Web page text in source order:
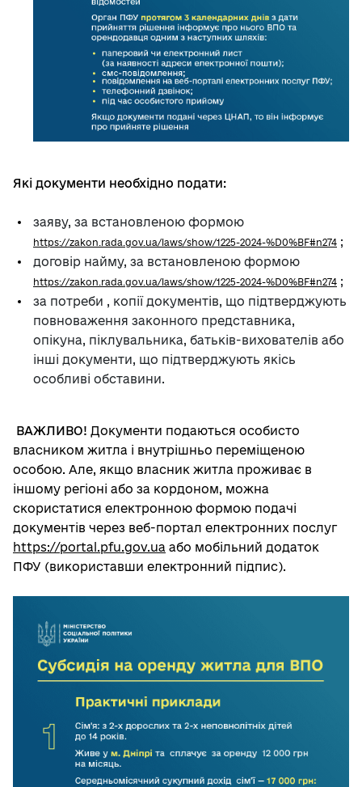
Які документи необхідно подати:
заяву, за встановленою формою
https://zakon.rada.gov.ua/laws/show/1225-2024-%D0%BF#n274 ;
договір найму, за встановленою формою
https://zakon.rada.gov.ua/laws/show/1225-2024-%D0%BF#n274 ;
за потреби , копії документів, що підтверджують
повноваження законного представника,
опікуна, піклувальника, батьків-вихователів або
інші документи, що підтверджують якісь
особливі обставини.
ВАЖЛИВО! Документи подаються особисто
власником житла і внутрішньо переміщеною
особою. Але, якщо власник житла проживає в
іншому регіоні або за кордоном, можна
скористатися електронною формою подачі
документів через веб-портал електронних послуг
https://portal.pfu.gov.ua або мобільний додаток
ПФУ (використавши електронний підпис).